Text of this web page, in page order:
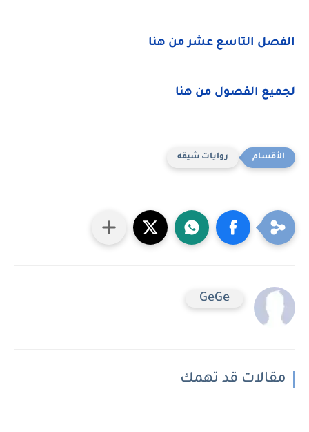
الفصل التاسع عشر من هنا
لجميع الفصول من هنا
روايات شيقه
GeGe
مقالات قد تهمك